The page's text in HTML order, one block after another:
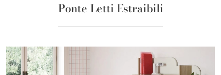
Ponte Letti Estraibili